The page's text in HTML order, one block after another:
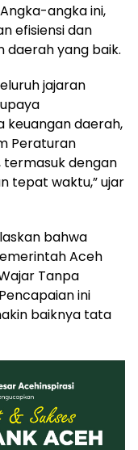
angka ini,
efisiensi dan
daerah yang baik.
jajaran
keuangan daerah,
Peraturan
termasuk dengan
tepat waktu,” ujar
bahwa
Aceh
Tanpa
ini
baiknya tata